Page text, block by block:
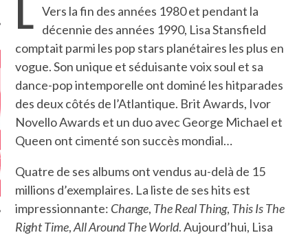
Vers la fin des années 1980 et pendant la
décennie des années 1990, Lisa Stansfield
comptait parmi les pop stars planétaires les plus en
vogue. Son unique et séduisante voix soul et sa
dance-pop intemporelle ont dominé les hitparades
des deux côtés de l’Atlantique. Brit Awards, Ivor
Novello Awards et un duo avec George Michael et
Queen ont cimenté son succès mondial…
Quatre de ses albums ont vendus au-delà de 15
millions d’exemplaires. La liste de ses hits est
impressionnante: Change, The Real Thing, This Is The
Right Time,All Around The World. Aujourd’hui, Lisa